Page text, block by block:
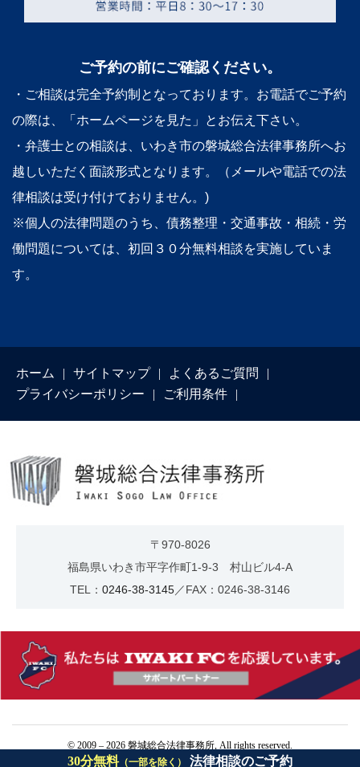
30分無料（一部を除く） 法律相談のご予約
ご予約の前にご確認ください。
・ご相談は完全予約制となっております。お電話でご予約
の際は、「ホームページを見た」とお伝え下さい。
・弁護士との相談は、いわき市の磐城総合法律事務所へお
越しいただく面談形式となります。（メールや電話での法
律相談は受け付けておりません。)
※個人の法律問題のうち、債務整理・交通事故・相続・労
働問題については、初回３０分無料相談を実施していま
す。
ホーム サイトマップ
よくあるご質問
プライバシーポリシー
ご利用条件
〒970-8026
福島県いわき市平字作町1-9-3 村山ビル4-A
TEL： 0246-38-3145／FAX：0246-38-3146
© 2009 – 2026 磐城総合法律事務所, All rights reserved.